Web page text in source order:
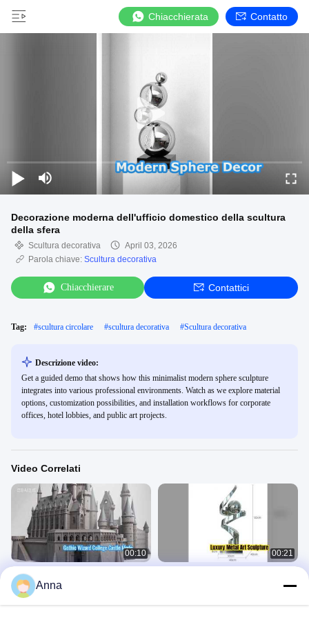
Chiacchierata Contatto
Decorazione moderna dell'ufficio domestico della scultura
della sfera
Scultura decorativa
April 03, 2026
Parola chiave: Scultura decorativa
Chiacchierare Contattici
Tag: #scultura circolare #scultura decorativa #Scultura decorativa
Descrizione video:
Get a guided demo that shows how this minimalist modern sphere sculpture
integrates into various professional environments. Watch as we explore material
options, customization possibilities, and installation workflows for corporate
offices, hotel lobbies, and public art projects.
Video Correlati
00:10
Modello di castello gotico 8K HD |
Display commerciale a 360° per
parchi e centri commerciali
Scultura Decorativa
00:21
Anna